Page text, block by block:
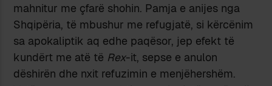
mahnitur me çfarë shohin. Pamja e anijes nga
Shqipëria, të mbushur me refugjatë, si kërcënim
sa apokaliptik aq edhe paqësor, jep efekt të
kundërt me atë të Rex-it, sepse e anulon
dëshirën dhe nxit refuzimin e menjëhershëm.